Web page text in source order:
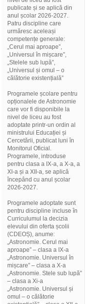
publicate și se aplică din
anul școlar 2026-2027.
Patru discipline care
urmăresc aceleași
competențe generale:
„Cerul mai aproape”,
„Universul în mișcare”,
„Stelele sub lupă”,
„Universul și omul – o
călătorie existențială”
Programele școlare pentru
opționalele de Astronomie
care vor fi disponibile la
nivel de liceu au fost
adoptate printr-un ordin al
ministrului Educației și
Cercetării, publicat luni în
Monitorul Oficial.
Programele, introduse
pentru clasa a IX-a, a X-a, a
XI-a și a XII-a, se aplică
începând cu anul școlar
2026-2027.
Programele adoptate sunt
pentru discipline incluse în
Curriculumul la decizia
elevului din oferta școlii
(CDEOȘ), anume:
„Astronomie. Cerul mai
aproape” – clasa a IX-a
„Astronomie. Universul în
mișcare” – clasa a X-a
„Astronomie. Stele sub lupă”
– clasa a Xi-a
„Astronomie. Universul și
omul – o călătorie